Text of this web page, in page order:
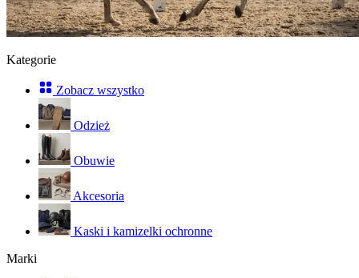
Kategorie
Zobacz wszystko
Odzież
Obuwie
Akcesoria
Kaski i kamizelki ochronne
Marki